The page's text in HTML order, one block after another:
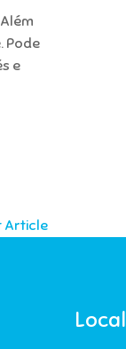
Pode
e
Article
Local